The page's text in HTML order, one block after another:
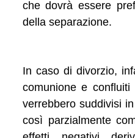
che dovrà essere
della separazione.
In caso di divorzio,
comunione e
verrebbero suddivisi
così parzialmente